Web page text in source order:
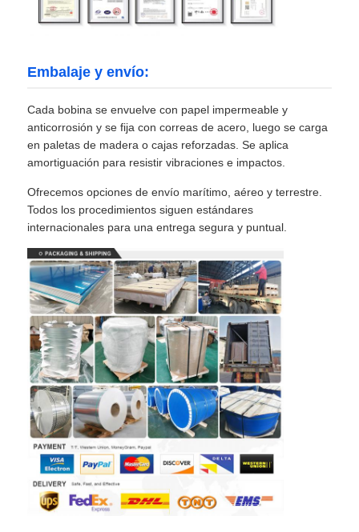
Embalaje y envío:
Cada bobina se envuelve con papel impermeable y
anticorrosión y se fija con correas de acero, luego se carga
en paletas de madera o cajas reforzadas. Se aplica
amortiguación para resistir vibraciones e impactos.
Ofrecemos opciones de envío marítimo, aéreo y terrestre.
Todos los procedimientos siguen estándares
internacionales para una entrega segura y puntual.